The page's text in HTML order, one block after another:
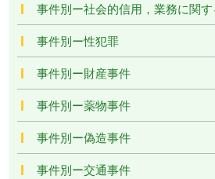
事件別ー社会的信用，業務に関
事件別ー性犯罪
事件別ー財産事件
事件別ー薬物事件
事件別ー偽造事件
事件別ー交通事件